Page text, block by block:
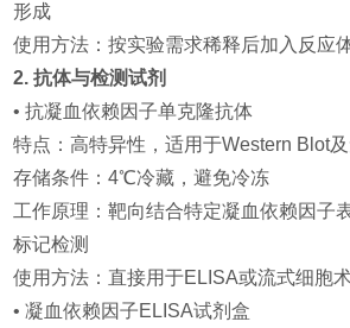
形成
使用方法：按实验需求稀释后加入反应
2. 抗体与检测试剂
• 抗凝血依赖因子单克隆抗体
特点：高特异性，适用于Western Blot
存储条件：4℃冷藏，避免冷冻
工作原理：靶向结合特定凝血依赖因子
标记检测
使用方法：直接用于ELISA或流式细胞
•凝血依赖因子ELISA试剂盒